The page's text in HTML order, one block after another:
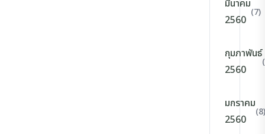
มีนาคม
2560
(7)
กุมภาพันธ์
2560
มกราคม
2560
(8)